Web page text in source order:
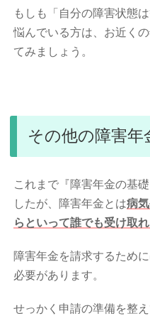
もしも「自分の障害状態
悩んでいる方は、お近く
てみましょう。
その他の障害年
これまで『障害年金の基
したが、障害年金とは病
らといって誰でも受け取
障害年金を請求するために
必要があります。
せっかく申請の準備を整